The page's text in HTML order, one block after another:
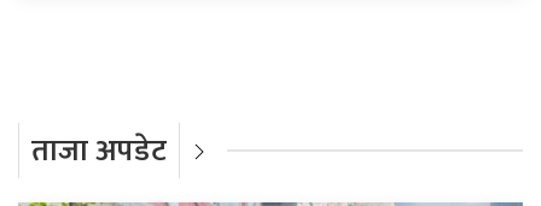
ताजा अपडेट